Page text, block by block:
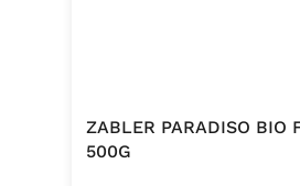
ZABLER PARADISO BIO
500G